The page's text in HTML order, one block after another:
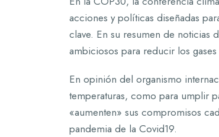
acciones y políticas diseñadas
clave. En su resumen de noticias
ambiciosos para reducir los
En opinión del organismo
temperaturas, como para umplir
«aumenten» sus compromisos
pandemia de la Covid19.